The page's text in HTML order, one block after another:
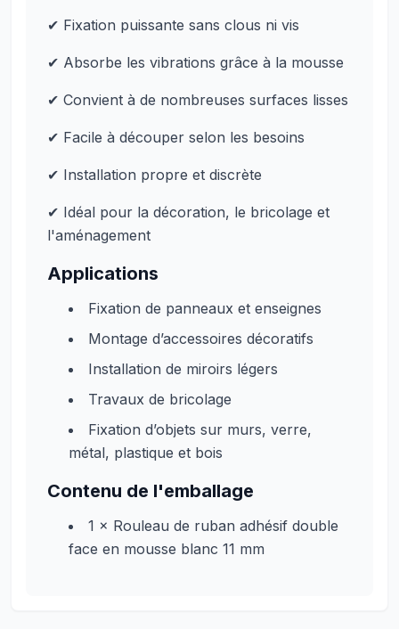
✔ Fixation puissante sans clous ni vis
✔ Absorbe les vibrations grâce à la mousse
✔ Convient à de nombreuses surfaces lisses
✔ Facile à découper selon les besoins
✔ Installation propre et discrète
✔ Idéal pour la décoration, le bricolage et
l'aménagement
Applications
Fixation de panneaux et enseignes
Montage d’accessoires décoratifs
Installation de miroirs légers
Travaux de bricolage
Fixation d’objets sur murs, verre,
métal, plastique et bois
Contenu de l'emballage
1 × Rouleau de ruban adhésif double
face en mousse blanc 11 mm